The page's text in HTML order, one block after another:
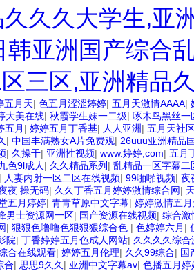
久久大学生,亚
韩亚洲国产综合
三区,亚洲精品
五月天| 色五月涩涩婷婷| 五月天激情AAAA|
大美在线| 秋霞学生妹一二级| 啄木鸟黑丝一
五月 | 婷婷五月丁香基| 人人亚洲| 五月天社
| 中国丰满熟女A片免费观| 26uuu亚洲精品
| 久操干| 亚洲性视频| www.婷婷,com| 五月
色9l成人 | 久久精品系列 | 乱精品一区字幕二
| 人妻内射一区二区在线视频| 99啪啪视频| 夜
夜 操无码| 久久丁香五月婷婷激情综合网|
五月婷婷| 青青草原中文字幕| 婷婷激情五
男士资源网一区| 国产资源在线视频| 综合激
| 狠狠色噜噜色狠狠狠综合色 | 色婷婷六月 |
院| 丁香婷婷五月色成人网站| 久久久久综
合在线观看| 婷婷五月伦理| 久久99综合| 国
合| 思思9久久 | 亚洲中文字幕av| 色播五月婷